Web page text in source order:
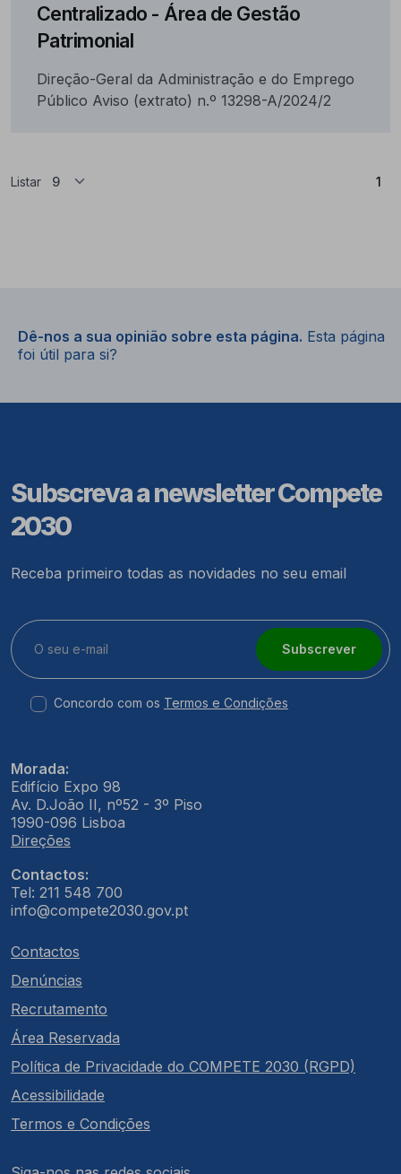
Centralizado - Área de Gestão
Patrimonial
Direção-Geral da Administração e do Emprego
Público Aviso (extrato) n.º 13298-A/2024/2
Listar 1
Dê-nos a sua opinião sobre esta página. Esta página
foi útil para si?
Subscreva a newsletter Compete
2030
Receba primeiro todas as novidades no seu email
Subscrever
Concordo com os Termos e Condições
Morada:
Edifício Expo 98
Av. D.João II, nº52 - 3º Piso
1990-096 Lisboa
Direções
Contactos:
Tel: 211 548 700
info@compete2030.gov.pt
Contactos
Denúncias
Recrutamento
Área Reservada
Política de Privacidade do COMPETE 2030 (RGPD)
Acessibilidade
Termos e Condições